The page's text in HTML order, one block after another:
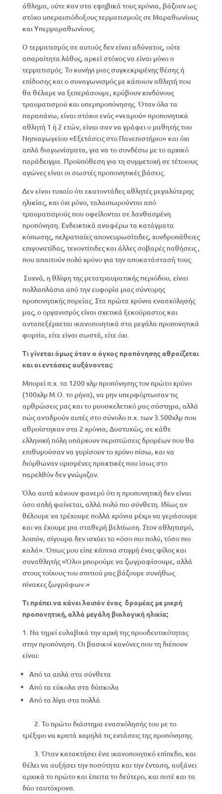
άθλημα, ούτε καν στα εφηβικά τους χρόνια, βάζουν ως
στόχο υπεραισιόδοξους τερματισμούς σε Μαραθωνίους
και Υπερμαραθωνίους.
Ο τερματισμός σε αυτούς δεν είναι αδύνατος, ούτε
απαραίτητα λάθος, αρκεί στόχος να είναι μόνο ο
τερματισμός. Το κυνήγι μιας συγκεκριμένης θέσης ή
επίδοσης και ο συναγωνισμός με κάποιον αθλητή που
θα θέλαμε να ξεπεράσουμε, κρύβουν κινδύνους
τραυματισμού και υπερπροπόνησης. Όταν όλα τα
παραπάνω, είναι στόχοι ενός «νεαρού» προπονητικά
αθλητή 1 ή 2 ετών, είναι σαν να γράφει ο μαθητής του
Νηπιαγωγείου «Εξετάσεις στο Πανεπιστήμιο» και όχι
απλά διαγωνίσματα, για να το συνδέσω με το αρχικό
παράδειγμα. Προϋπόθεση για τη συμμετοχή σε τέτοιους
αγώνες είναι οι σωστές προπονητικές βάσεις.
Δεν είναι τυχαίο ότι εκατοντάδες αθλητές μεγαλύτερης
ηλικίας, και όχι μόνο, ταλαιπωρούνται από
τραυματισμούς που οφείλονται σε λανθασμένη
προπόνηση. Ενδεικτικά αναφέρω τα κατάγματα
κόπωσης, πελματιαίες απονευρωσίτιδες, χονδροπάθειες
επιγονατίδας, τενοντίτιδες και άλλες σοβαρές παθήσεις ,
που απαιτούν πολύ χρόνο για την αποκατάστασή τους.
Συχνά, η θλίψη της μετατραυματικής περιόδου, είναι
πολλαπλάσια από την ευφορία μιας σύντομης
προπονητικής πορείας. Στα πρώτα χρόνια ενασχόλησής
μας, ο οργανισμός είναι σχετικά ξεκούραστος και
ανταπεξέρχεται ικανοποιητικά στα μεγάλα προπονητικά
φορτία, είτε είναι σωστά, είτε όχι.
Τι γίνεται όμως όταν ο όγκος προπόνησης αθροίζεται
και οι εντάσεις αυξάνονται;
Μπορεί π.χ. τα 1200 χλμ προπόνησης τον πρώτο χρόνο
(100χλμ Μ.Ο. το μήνα), να μην υπερφόρτωσαν τις
αρθρώσεις μας και το μυοσκελετικό μας σύστημα, αλλά
πώς αντιδρούν αυτές στο σύνολο π.χ. των 3.500χλμ που
αθροίστηκαν στα 2 χρόνια; Δυστυχώς, σε κάθε
ελληνική πόλη υπάρχουν περιπτώσεις δρομέων που θα
επιθυμούσαν να γυρίσουν το χρόνο πίσω, και να
διόρθωναν ορισμένες πρακτικές που ίσως στο
παρελθόν δεν γνώριζαν.
Όλα αυτά κάνουν φανερό ότι η προπονητική δεν είναι
όσο απλή φαίνεται, αλλά πολύ πιο σύνθετη. Ιδίως αν
θέλουμε να τρέχουμε πολλά χρόνια μέχρι να γεράσουμε
και να έχουμε μια σταθερή βελτίωση. Στον αθλητισμό,
λοιπόν, σίγουρα δεν ισχύει το «όσο πιο πολύ, τόσο πιο
καλά». Όπως μου είπε κάποια στιγμή ένας φίλος και
συναθλητής «Όλοι μπορούμε να ζωγραφίσουμε, αλλά
στους τοίχους του σπιτιού μας βάζουμε συνήθως
πίνακες ζωγράφων.»
Τι πρέπει να κάνει λοιπόν ένας δρομέας με μικρή
προπονητική, αλλά μεγάλη βιολογική ηλικία;
1. Να τηρεί ευλαβικά την αρχή της προοδευτικότητας
στην προπόνηση. Οι βασικοί κανόνες που τη διέπουν
είναι:
Από τα απλά στα σύνθετα
Από τα εύκολα στα δύσκολα
Από τα λίγα στα πολλά
2. Το πρώτο διάστημα ενασχόλησής του με το
τρέξιμο να κρατά χαμηλά τις εντάσεις της προπόνησης.
3. Όταν κατακτήσει ένα ικανοποιητικό επίπεδο, και
θέλει να αυξήσει την ποσότητα και την ένταση, αυξάνει
αρχικά το πρώτο και έπειτα το δεύτερο, και ποτέ και τα
δύο ταυτόχρονα.